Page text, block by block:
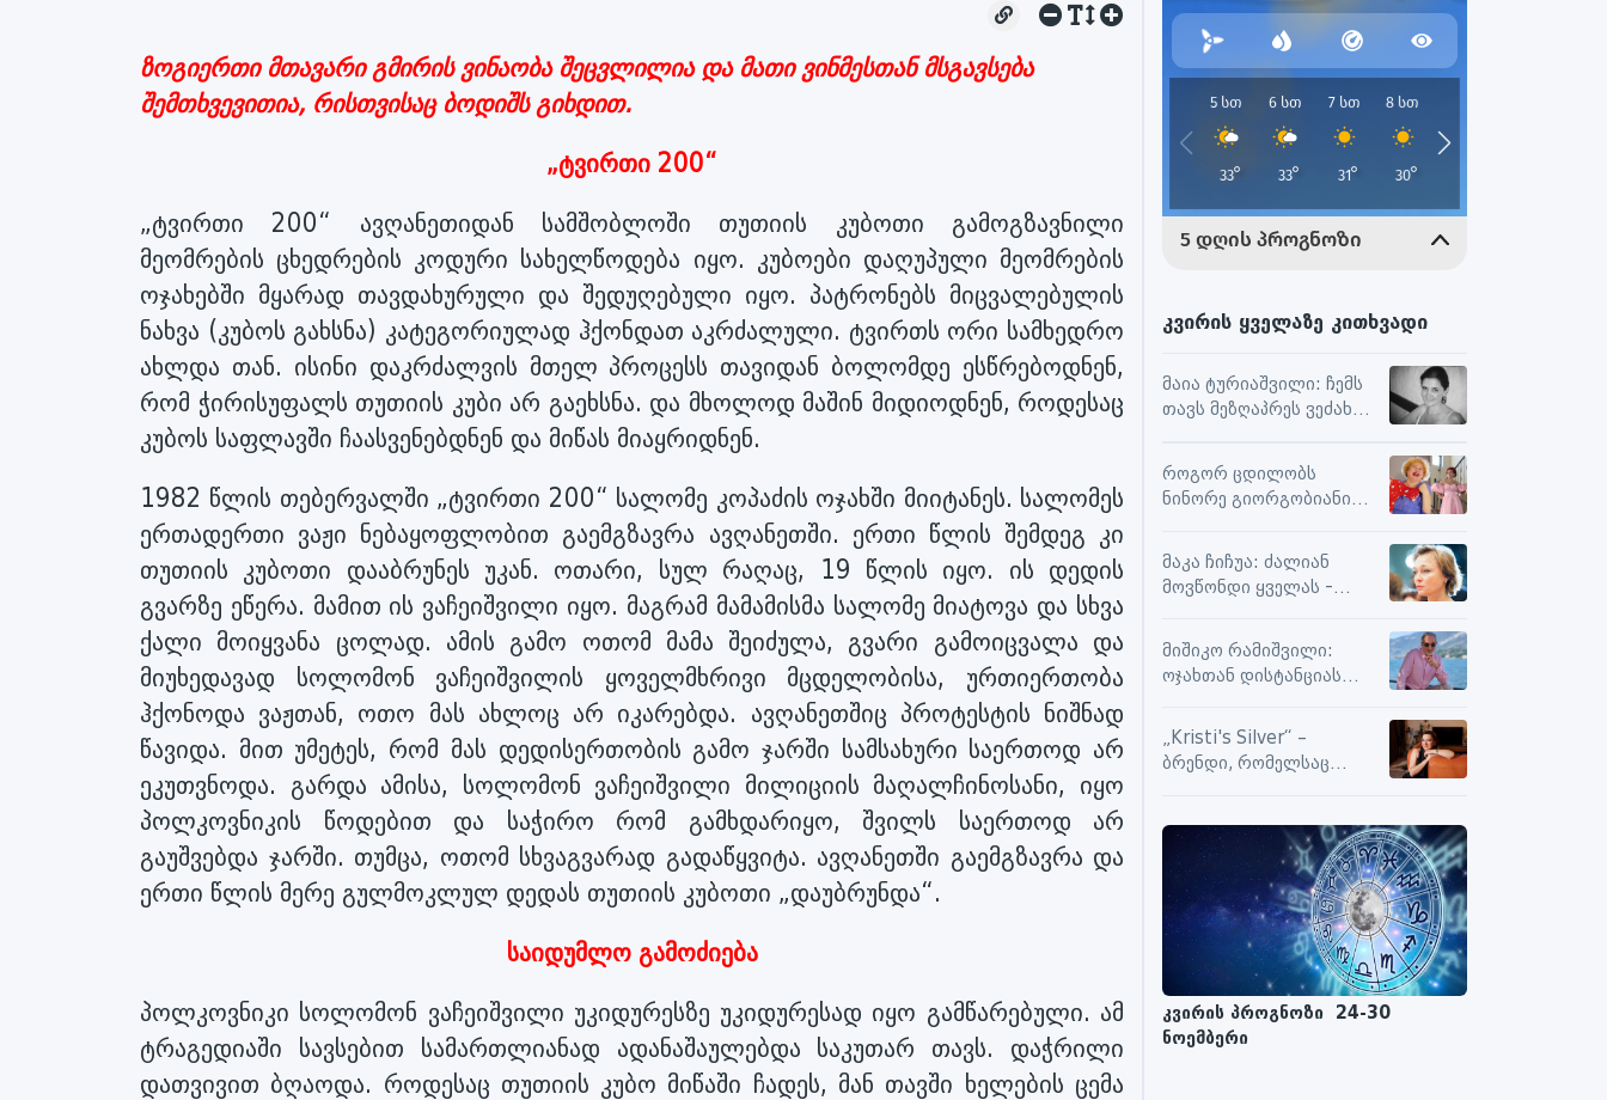
ზოგიერთი მთავარი გმირის ვინაობა შეცვლილია და მათი ვინმესთან მსგავსება
შემთხვევითია, რისთვისაც ბოდიშს გიხდით.
„ტვირთი 200“
„ტვირთი 200“ ავღანეთიდან სამშობლოში თუთიის კუბოთი გამოგზავნილი
მეომრების ცხედრების კოდური სახელწოდება იყო. კუბოები დაღუპული მეომრების
ოჯახებში მყარად თავდახურული და შედუღებული იყო. პატრონებს მიცვალებულის
ნახვა (კუბოს გახსნა) კატეგორიულად ჰქონდათ აკრძალული. ტვირთს ორი სამხედრო
ახლდა თან. ისინი დაკრძალვის მთელ პროცესს თავიდან ბოლომდე ესწრებოდნენ,
რომ ჭირისუფალს თუთიის კუბი არ გაეხსნა. და მხოლოდ მაშინ მიდიოდნენ, როდესაც
კუბოს საფლავში ჩაასვენებდნენ და მიწას მიაყრიდნენ.
1982 წლის თებერვალში „ტვირთი 200“ სალომე კოპაძის ოჯახში მიიტანეს. სალომეს
ერთადერთი ვაჟი ნებაყოფლობით გაემგზავრა ავღანეთში. ერთი წლის შემდეგ კი
თუთიის კუბოთი დააბრუნეს უკან. ოთარი, სულ რაღაც, 19 წლის იყო. ის დედის
გვარზე ეწერა. მამით ის ვაჩეიშვილი იყო. მაგრამ მამამისმა სალომე მიატოვა და სხვა
ქალი მოიყვანა ცოლად. ამის გამო ოთომ მამა შეიძულა, გვარი გამოიცვალა და
მიუხედავად სოლომონ ვაჩეიშვილის ყოველმხრივი მცდელობისა, ურთიერთობა
ჰქონოდა ვაჟთან, ოთო მას ახლოც არ იკარებდა. ავღანეთშიც პროტესტის ნიშნად
წავიდა. მით უმეტეს, რომ მას დედისერთობის გამო ჯარში სამსახური საერთოდ არ
ეკუთვნოდა. გარდა ამისა, სოლომონ ვაჩეიშვილი მილიციის მაღალჩინოსანი, იყო
პოლკოვნიკის წოდებით და საჭირო რომ გამხდარიყო, შვილს საერთოდ არ
გაუშვებდა ჯარში. თუმცა, ოთომ სხვაგვარად გადაწყვიტა. ავღანეთში გაემგზავრა და
ერთი წლის მერე გულმოკლულ დედას თუთიის კუბოთი „დაუბრუნდა“.
საიდუმლო გამოძიება
პოლკოვნიკი სოლომონ ვაჩეიშვილი უკიდურესზე უკიდურესად იყო გამწარებული. ამ
ტრაგედიაში სავსებით სამართლიანად ადანაშაულებდა საკუთარ თავს. დაჭრილი
დათვივით ბღაოდა. როდესაც თუთიის კუბო მიწაში ჩადეს, მან თავში ხელების ცემა
კვირის ყველაზე კითხვადი
მაია ტურიაშვილი: ჩემს
თავს მეზღაპრეს ვეძახი,
ურთიერთობებსა და
შემოქმედებით
მუშაობაში
როგორ ცდილობს
ნინორე გიორგობიანი
მაქსიმალური
სიამოვნების მიღებას და
მოქმედებს თუ არა მასზე
მაკა ჩიჩუა: ძალიან
მოვწონდი ყველას -
გარეთ
მიშიკო რამიშვილი:
ოჯახთან დისტანციას
გრძელდება
„Kristi's Silver“ –
ბრენდი, რომელსაც
კვირის პროგნოზი 24-30
ნოემბერი